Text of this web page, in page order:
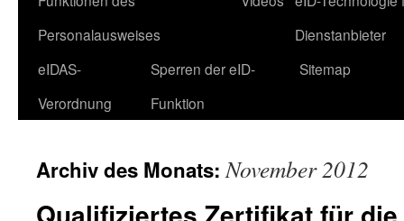
Personalausweises
Dienstanbieter
eIDAS-
Verordnung
Sperren der eID-
Funktion
Sitemap
Archiv des Monats:November 2012